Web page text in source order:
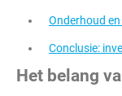
Onderhoud
Conclusie:
Het belang